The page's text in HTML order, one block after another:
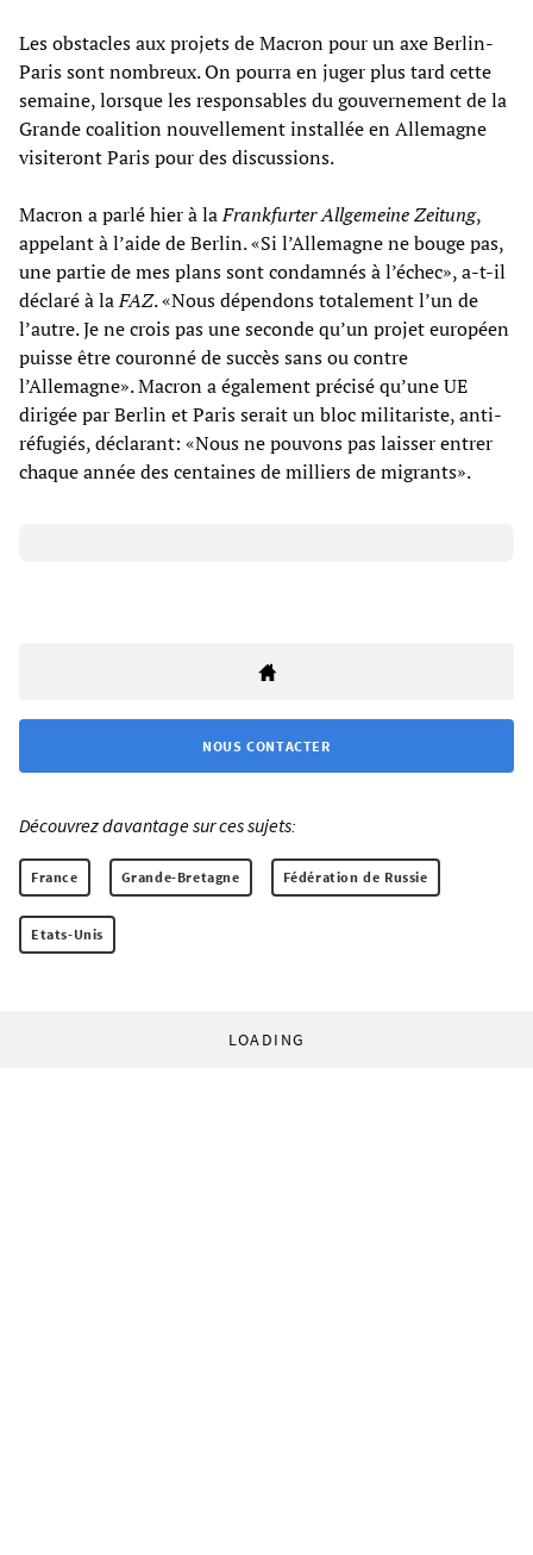
Les obstacles aux projets de Macron pour un axe Berlin-
Paris sont nombreux. On pourra en juger plus tard cette
semaine, lorsque les responsables du gouvernement de la
Grande coalition nouvellement installée en Allemagne
visiteront Paris pour des discussions.
Macron a parlé hier à laFrankfurter Allgemeine Zeitung,
appelant à l’aide de Berlin. «Si l’Allemagne ne bouge pas,
une partie de mes plans sont condamnés à l’échec», a-t-il
déclaré à laFAZ. «Nous dépendons totalement l’un de
l’autre. Je ne crois pas une seconde qu’un projet européen
puisse être couronné de succès sans ou contre
l’Allemagne». Macron a également précisé qu’une UE
dirigée par Berlin et Paris serait un bloc militariste, anti-
réfugiés, déclarant: «Nous ne pouvons pas laisser entrer
chaque année des centaines de milliers de migrants».
NOUS CONTACTER
Découvrez davantage sur ces sujets:
France Grande-Bretagne Fédération de Russie
Etats-Unis
LOADING